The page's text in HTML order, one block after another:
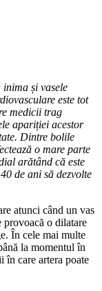
inima și vasele
este tot
medicii trag
apariției acestor
Dintre bolile
o mare parte
arătând că este
de ani să dezvolte
atunci când un vas
provoacă o dilatare
În cele mai multe
la momentul în
în care artera poate